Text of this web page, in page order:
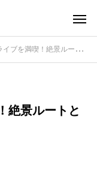
絶景ルートと寄り道スポットを紹介
絶景ルートと